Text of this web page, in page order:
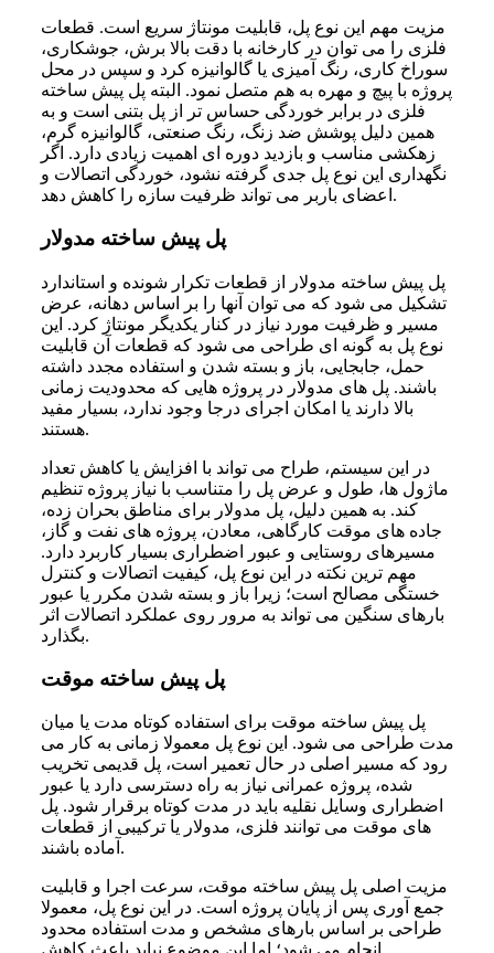
مزیت مهم این نوع پل، قابلیت مونتاژ سریع است. قطعات
فلزی را می توان در کارخانه با دقت بالا برش، جوشکاری،
سوراخ کاری، رنگ آمیزی یا گالوانیزه کرد و سپس در محل
پروژه با پیچ و مهره به هم متصل نمود. البته پل پیش ساخته
فلزی در برابر خوردگی حساس تر از پل بتنی است و به
همین دلیل پوشش ضد زنگ، رنگ صنعتی، گالوانیزه گرم،
زهکشی مناسب و بازدید دوره ای اهمیت زیادی دارد. اگر
نگهداری این نوع پل جدی گرفته نشود، خوردگی اتصالات و
اعضای باربر می تواند ظرفیت سازه را کاهش دهد.
پل پیش ساخته مدولار
پل پیش ساخته مدولار از قطعات تکرار شونده و استاندارد
تشکیل می شود که می توان آنها را بر اساس دهانه، عرض
مسیر و ظرفیت مورد نیاز در کنار یکدیگر مونتاژ کرد. این
نوع پل به گونه ای طراحی می شود که قطعات آن قابلیت
حمل، جابجایی، باز و بسته شدن و استفاده مجدد داشته
باشند. پل های مدولار در پروژه هایی که محدودیت زمانی
بالا دارند یا امکان اجرای درجا وجود ندارد، بسیار مفید
هستند.
در این سیستم، طراح می تواند با افزایش یا کاهش تعداد
ماژول ها، طول و عرض پل را متناسب با نیاز پروژه تنظیم
کند. به همین دلیل، پل مدولار برای مناطق بحران زده،
جاده های موقت کارگاهی، معادن، پروژه های نفت و گاز،
مسیرهای روستایی و عبور اضطراری بسیار کاربرد دارد.
مهم ترین نکته در این نوع پل، کیفیت اتصالات و کنترل
خستگی مصالح است؛ زیرا باز و بسته شدن مکرر یا عبور
بارهای سنگین می تواند به مرور روی عملکرد اتصالات اثر
بگذارد.
پل پیش ساخته موقت
پل پیش ساخته موقت برای استفاده کوتاه مدت یا میان
مدت طراحی می شود. این نوع پل معمولا زمانی به کار می
رود که مسیر اصلی در حال تعمیر است، پل قدیمی تخریب
شده، پروژه عمرانی نیاز به راه دسترسی دارد یا عبور
اضطراری وسایل نقلیه باید در مدت کوتاه برقرار شود. پل
های موقت می توانند فلزی، مدولار یا ترکیبی از قطعات
آماده باشند.
مزیت اصلی پل پیش ساخته موقت، سرعت اجرا و قابلیت
جمع آوری پس از پایان پروژه است. در این نوع پل، معمولا
طراحی بر اساس بارهای مشخص و مدت استفاده محدود